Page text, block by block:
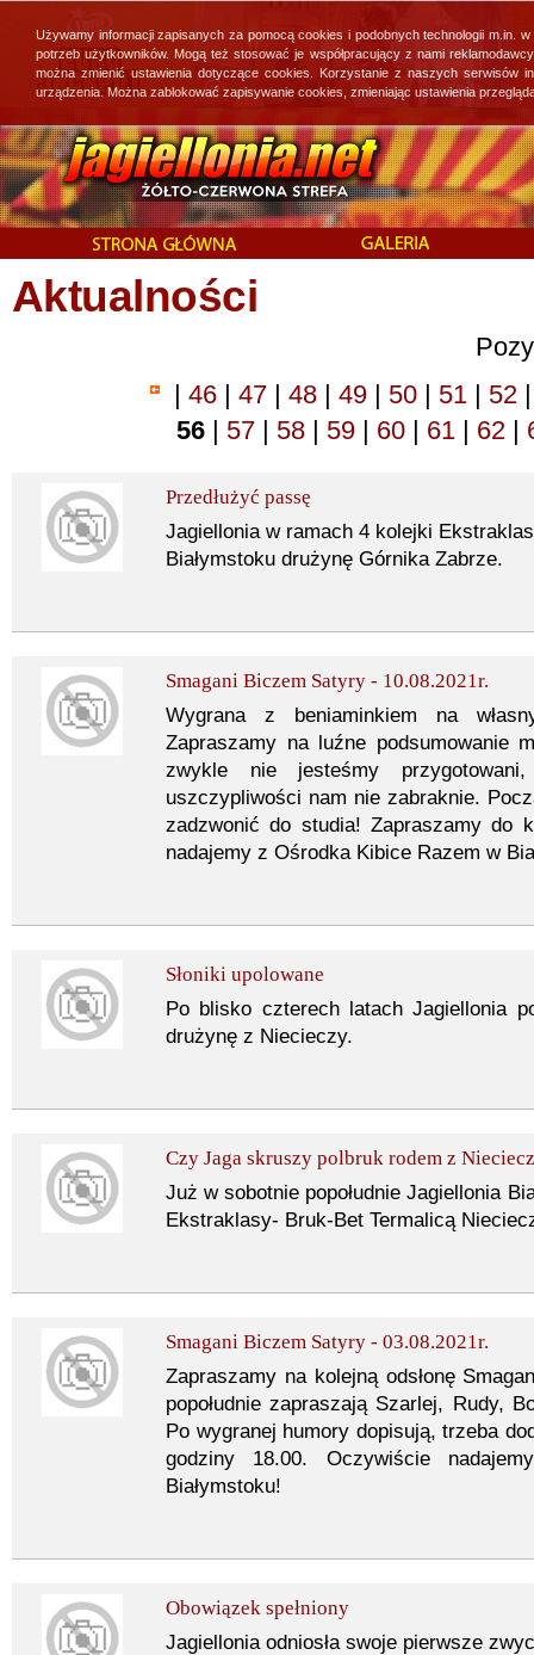
Aktualności
| 46 | 47 | 48 | 49 | 50 | 51 | 52 |
56 | 57 | 58 | 59 | 60 | 61 | 62 |
Przedłużyć passę
Jagiellonia w ramach 4 kolejki
Białymstoku drużynę Górnika Zabrze.
Smagani Biczem Satyry - 10.08.2021r.
Wygrana z beniaminkiem na
Zapraszamy na luźne podsumowanie
zwykle nie jesteśmy
uszczypliwości nam nie zabraknie.
zadzwonić do studia! Zapraszamy do
nadajemy z Ośrodka Kibice Razem w
Słoniki upolowane
Po blisko czterech latach Jagiellonia
drużynę z Niecieczy.
Czy Jaga skruszy polbruk rodem z
Już w sobotnie popołudnie Jagiellonia
Ekstraklasy- Bruk-Bet Termalicą
Smagani Biczem Satyry - 03.08.2021r.
Zapraszamy na kolejną odsłonę
popołudnie zapraszają Szarlej, Rudy,
Po wygranej humory dopisują, trzeba
godziny 18.00. Oczywiście
Białymstoku!
Obowiązek spełniony
Jagiellonia odniosła swoje pierwsze
Używamy informacji zapisanych za pomocą cookies i podobnych technologii
potrzeb użytkowników. Mogą też stosować je współpracujący z nami
można zmienić ustawienia dotyczące cookies. Korzystanie z naszych
urządzenia. Można zablokować zapisywanie cookies, zmieniając ustawienia